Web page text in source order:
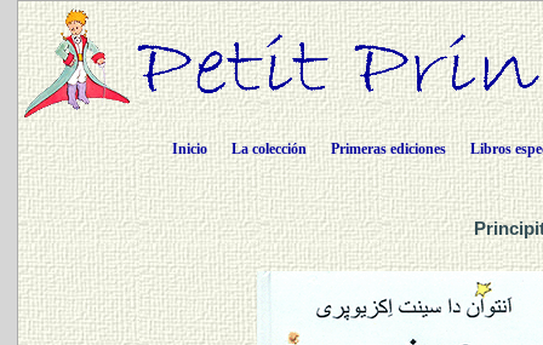
Inicio La colección Primeras ediciones Libros